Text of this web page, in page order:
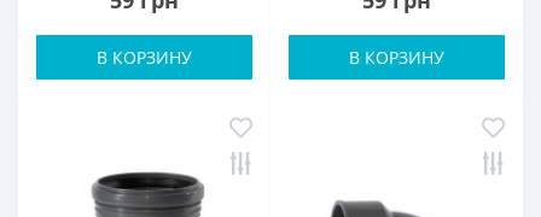
В КОРЗИНУ В КОРЗИНУ